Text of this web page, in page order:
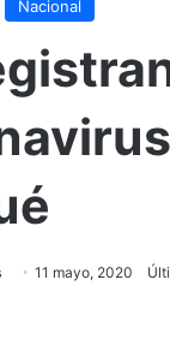
Nacional
11 mayo, 2020